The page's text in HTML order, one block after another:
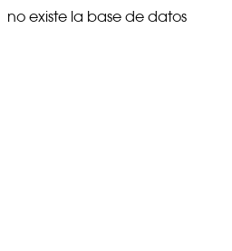
no existe la base de datos